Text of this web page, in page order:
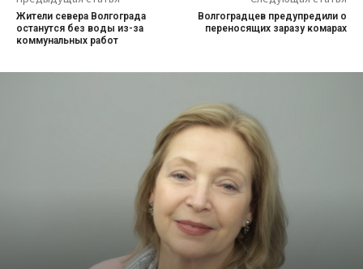
Жители севера Волгограда
останутся без воды из-за
коммунальных работ
Волгоградцев предупредили о
переносящих заразу комарах